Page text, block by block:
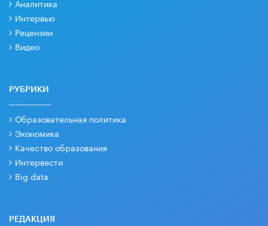
Аналитика
Интервью
Рецензии
Видео
РУБРИКИ
Образовательная политика
Экономика
Качество образования
Интервести
Big data
РЕДАКЦИЯ